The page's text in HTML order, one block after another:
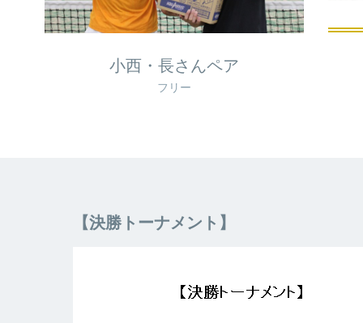
小西・長さんペア
フリー
【決勝トーナメント】